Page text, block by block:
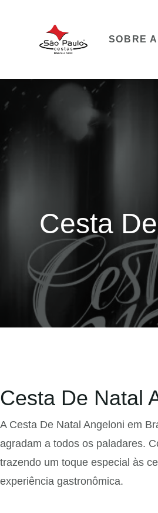
SOBRE
Cesta
Cesta De Natal
A Cesta De Natal Angeloni em
agradam a todos os paladares.
trazendo um toque especial às
experiência gastronômica.